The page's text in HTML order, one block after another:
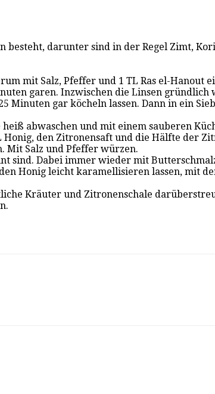
besteht, darunter sind in der Regel Zimt,
mit Salz, Pfeffer und 1 TL Ras el-Hanout
garen. Inzwischen die Linsen gründlich
Minuten gar köcheln lassen. Dann in ein
abwaschen und mit einem sauberen
Honig, den Zitronensaft und die Hälfte der
Mit Salz und Pfeffer würzen.
sind. Dabei immer wieder mit
Honig leicht karamellisieren lassen, mit
Kräuter und Zitronenschale